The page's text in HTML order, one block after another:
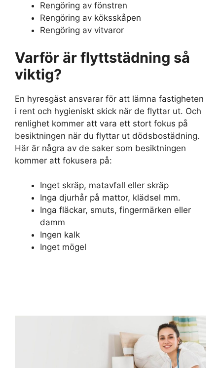
Rengöring av fönstren
Rengöring av köksskåpen
Rengöring av vitvaror
Varför är flyttstädning så
viktig?
En hyresgäst ansvarar för att lämna fastigheten
i rent och hygieniskt skick när de flyttar ut. Och
renlighet kommer att vara ett stort fokus på
besiktningen när du flyttar ut dödsbostädning.
Här är några av de saker som besiktningen
kommer att fokusera på:
Inget skräp, matavfall eller skräp
Inga djurhår på mattor, klädsel mm.
Inga fläckar, smuts, fingermärken eller
damm
Ingen kalk
Inget mögel